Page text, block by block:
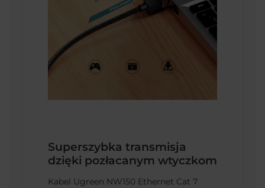
Superszybka transmisja
dzięki pozłacanym wtyczkom
Kabel Ugreen NW150 Ethernet Cat 7